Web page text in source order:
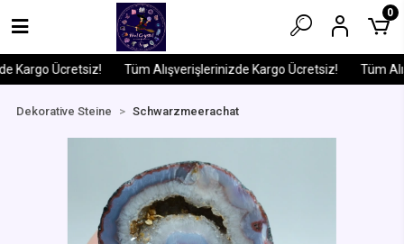
Kargo Ücretsiz! Tüm Alışverişlerinizde Kargo Ücretsiz! Tüm
0
Dekorative Steine Schwarzmeerachat